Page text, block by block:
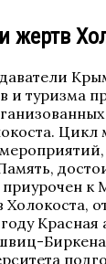
жертв
и туризма
приурочен
году